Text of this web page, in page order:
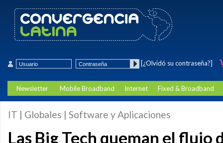
[¿Olvidó su contraseña?]
Newsletter Mobile Broadband Internet Fixed & Broadband
IT | Globales | Software y Aplicaciones
Las Big Tech queman el flujo